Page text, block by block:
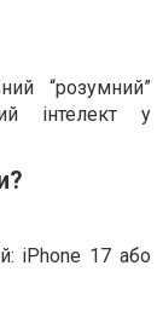
“розумний”
інтелект у
iPhone 17 або